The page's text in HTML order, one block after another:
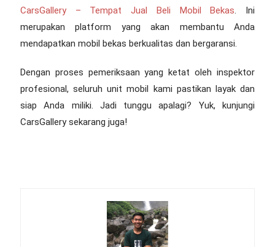
CarsGallery – Tempat Jual Beli Mobil Bekas. Ini
merupakan platform yang akan membantu Anda
mendapatkan mobil bekas berkualitas dan bergaransi.
Dengan proses pemeriksaan yang ketat oleh inspektor
profesional, seluruh unit mobil kami pastikan layak dan
siap Anda miliki. Jadi tunggu apalagi? Yuk, kunjungi
CarsGallery sekarang juga!